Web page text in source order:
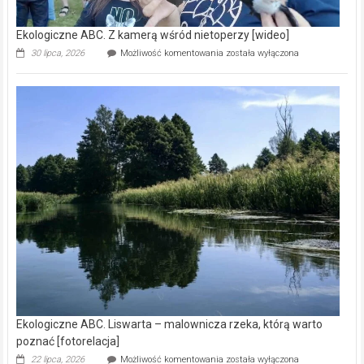
Ekologiczne ABC. Liswarta – malownicza rzeka, którą warto
poznać [fotorelacja]
22 lipca, 2026 Możliwość komentowania
Ekologiczne
ABC.
malownicza
rzeka,
[fotorelacja]
została wyłączona